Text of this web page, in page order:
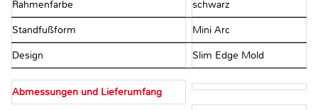
Rahmenfarbe schwarz
Standfußform Mini Arc
Design Slim Edge Mold
Abmessungen und Lieferumfang